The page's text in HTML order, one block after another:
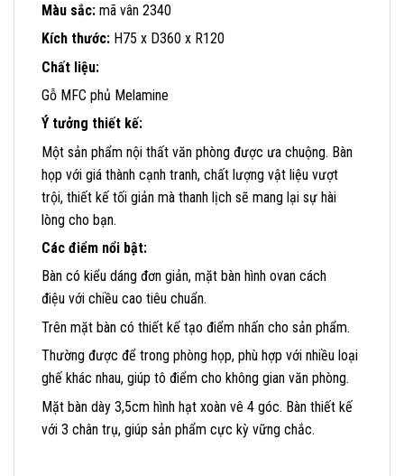
Màu sắc: mã vân 2340
Kích thước: H75 x D360 x R120
Chất liệu:
Gỗ MFC phủ Melamine
Ý tưởng thiết kế:
Một sản phẩm nội thất văn phòng được ưa chuộng. Bàn
họp với giá thành cạnh tranh, chất lượng vật liệu vượt
trội, thiết kế tối giản mà thanh lịch sẽ mang lại sự hài
lòng cho bạn.
Các điểm nổi bật:
Bàn có kiểu dáng đơn giản, mặt bàn hình ovan cách
điệu với chiều cao tiêu chuẩn.
Trên mặt bàn có thiết kế tạo điểm nhấn cho sản phẩm.
Thường được để trong phòng họp, phù hợp với nhiều loại
ghế khác nhau, giúp tô điểm cho không gian văn phòng.
Mặt bàn dày 3,5cm hình hạt xoàn vê 4 góc. Bàn thiết kế
với 3 chân trụ, giúp sản phẩm cực kỳ vững chắc.